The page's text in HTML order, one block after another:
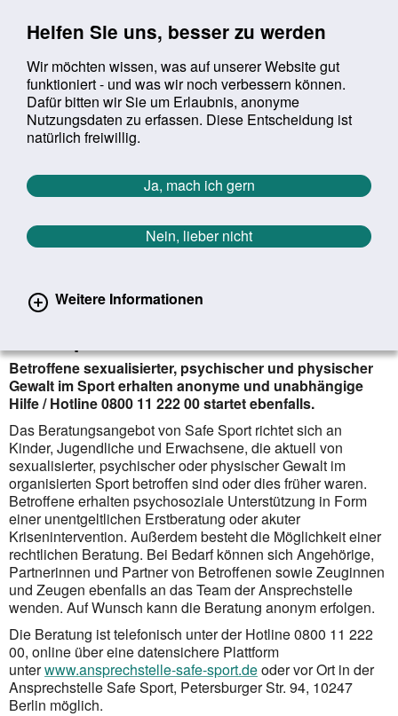
Helfen Sie uns, besser zu werden
Wir möchten wissen, was auf unserer Website gut
funktioniert - und was wir noch verbessern können.
Dafür bitten wir Sie um Erlaubnis, anonyme
Nutzungsdaten zu erfassen. Diese Entscheidung ist
natürlich freiwillig.
Ja, mach ich gern
Nein, lieber nicht
Weitere Informationen
Suchbegriff:
Sie befinden sich hier:
Startseite Aktuelles Aktuelle Meldungen
Aktuelle Meldungen
Zurück zur Übersicht erster
vorheriger
595/1627
Neue unabhängige Ansprechstelle
Betroffene sexualisierter, psychischer und physischer
Gewalt im Sport erhalten anonyme und unabhängige
Hilfe / Hotline 0800 11 222 00 startet ebenfalls.
Das Beratungsangebot von Safe Sport richtet sich an
Kinder, Jugendliche und Erwachsene, die aktuell von
sexualisierter, psychischer oder physischer Gewalt im
organisierten Sport betroffen sind oder dies früher waren.
Betroffene erhalten psychosoziale Unterstützung in Form
einer unentgeltlichen Erstberatung oder akuter
Krisenintervention. Außerdem besteht die Möglichkeit einer
rechtlichen Beratung. Bei Bedarf können sich Angehörige,
Partnerinnen und Partner von Betroffenen sowie Zeuginnen
und Zeugen ebenfalls an das Team der Ansprechstelle
wenden. Auf Wunsch kann die Beratung anonym erfolgen.
Die Beratung ist telefonisch unter der Hotline 0800 11 222
00, online über eine datensichere Plattform
unterwww.ansprechstelle-safe-sport.deoder vor Ort in der
Ansprechstelle Safe Sport, Petersburger Str. 94, 10247
Berlin möglich.